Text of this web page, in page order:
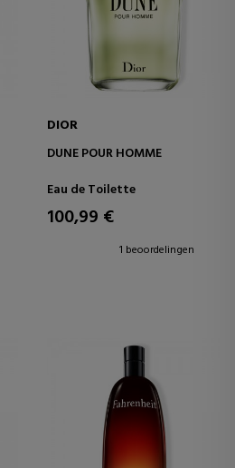
DIOR
DUNE POUR HOMME
Eau de Toilette
100,99 €
1 beoordelingen